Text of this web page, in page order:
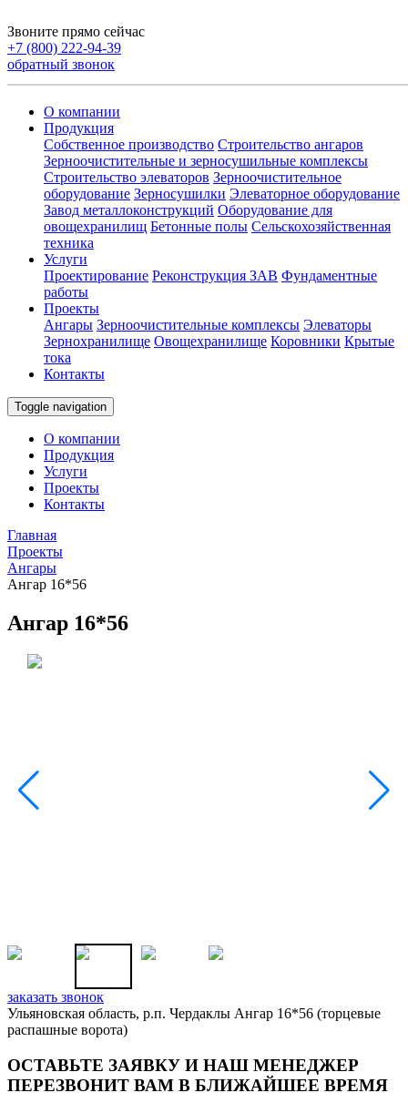
Звоните прямо сейчас
+7 (800) 222-94-39
обратный звонок
О компании
Продукция
Собственное производство Строительство ангаров
Зерноочистительные и зерносушильные комплексы
Строительство элеваторов Зерноочистительное
оборудование Зерносушилки Элеваторное оборудование
Завод металлоконструкций Оборудование для
овощехранилищ Бетонные полы Сельскохозяйственная
техника
Услуги
Проектирование Реконструкция ЗАВ Фундаментные
работы
Проекты
Ангары Зерноочистительные комплексы Элеваторы
Зернохранилище Овощехранилищe Коровники Крытые
тока
Контакты
Toggle navigation
О компании
Продукция
Услуги
Проекты
Контакты
Главная
Проекты
Ангары
Ангар 16*56
Ангар 16*56
заказать звонок
Ульяновская область, р.п. Чердаклы Ангар 16*56 (торцевые
распашные ворота)
ОСТАВЬТЕ ЗАЯВКУ И НАШ МЕНЕДЖЕР
ПЕРЕЗВОНИТ ВАМ В БЛИЖАЙШЕЕ ВРЕМЯ